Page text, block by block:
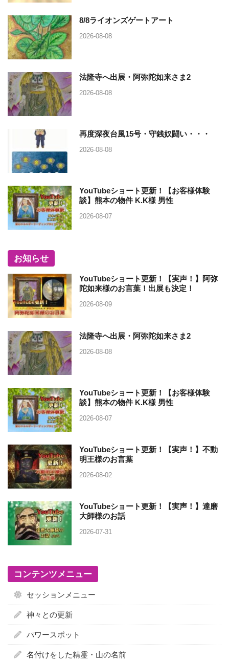
8/8ライオンズゲートアート
2026-08-08
法隆寺へ出展・阿弥陀如来さま2
2026-08-08
再度深夜台風15号・守銭奴闘い・・・
2026-08-08
YouTubeショート更新！【お客様体験
談】熊本の物件 K.K様 男性
2026-08-07
お知らせ
YouTubeショート更新！【実声！】阿弥
陀如来様のお言葉！出展も決定！
2026-08-09
法隆寺へ出展・阿弥陀如来さま2
2026-08-08
YouTubeショート更新！【お客様体験
談】熊本の物件 K.K様 男性
2026-08-07
YouTubeショート更新！【実声！】不動
明王様のお言葉
2026-08-02
YouTubeショート更新！【実声！】達磨
大師様のお話
2026-07-31
コンテンツメニュー
セッションメニュー
神々との更新
パワースポット
名付けをした精霊・山の名前